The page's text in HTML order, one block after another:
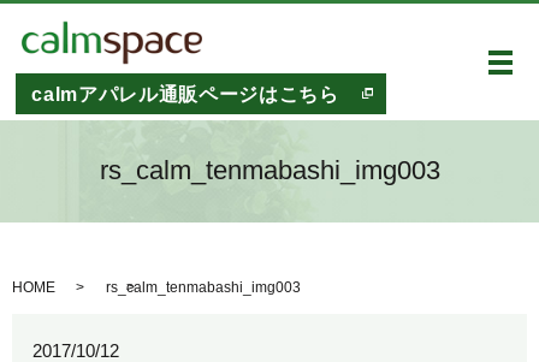
calmアパレル通販ページはこちら
メ
rs_calm_tenmabashi_img003
HOME rs_calm_tenmabashi_img003
2017/10/12